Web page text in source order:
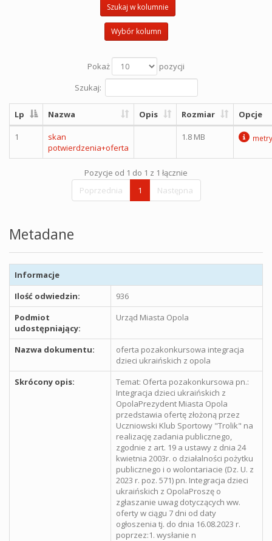
Szukaj w kolumnie
Wybór kolumn
Pokaż
pozycji
Szukaj:
Lp Nazwa Opis Rozmiar Opcje
1
skan
potwierdzenia+oferta
1.8 MB
Pozycje od 1 do 1 z 1 łącznie
Poprzednia
1 Następna
Metadane
Informacje
Ilość odwiedzin:
936
Podmiot
udostępniający:
Urząd Miasta Opola
Nazwa dokumentu:
oferta pozakonkursowa integracja
dzieci ukraińskich z opola
Skrócony opis:
Temat: Oferta pozakonkursowa pn.:
Integracja dzieci ukraińskich z
OpolaPrezydent Miasta Opola
przedstawia ofertę złożoną przez
Uczniowski Klub Sportowy "Trolik" na
realizację zadania publicznego,
zgodnie z art. 19 a ustawy z dnia 24
kwietnia 2003r. o działalności pożytku
publicznego i o wolontariacie (Dz. U. z
2023 r. poz. 571) pn. Integracja dzieci
ukraińskich z OpolaProszę o
zgłaszanie uwag dotyczących ww.
oferty w ciągu 7 dni od daty
ogłoszenia tj. do dnia 16.08.2023 r.
poprzez:1. wysłanie n